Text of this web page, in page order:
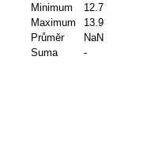
Minimum
12.7
Maximum
13.9
Průměr
NaN
Suma
-